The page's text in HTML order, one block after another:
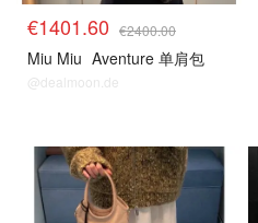
€1401.60 €2400.00
Miu Miu Aventure 单肩包
@dealmoon.de